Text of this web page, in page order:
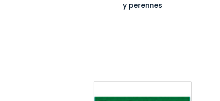
y perennes